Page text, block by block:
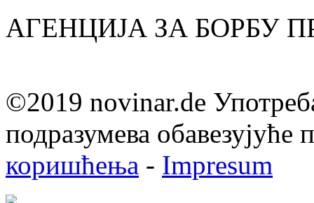
АГЕНЦИЈА ЗА БОРБУ
©2019 novinar.de
подразумева обавезујуће
коришћења - Impresum